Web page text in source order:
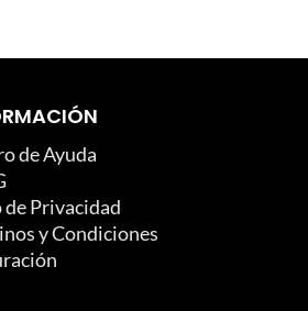
de Ayuda
de Privacidad
y Condiciones